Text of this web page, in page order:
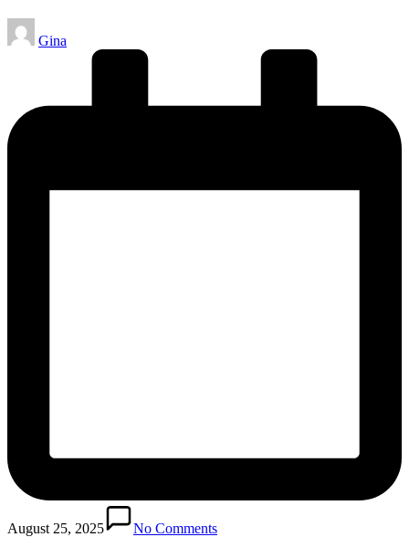
Posted
by
Gina
August 25, 2025
No Comments